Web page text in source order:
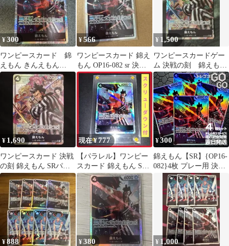
¥300
ワンピースカード 錦
えもん きんえもん
OP16-082 SR 決戦の刻
¥566
ワンピースカード 錦え
もん OP16-082 sr 決戦
の刻
¥ 1,500
ワンピースカードゲー
ム 決戦の刻 錦えもん
SRパラレル
¥ 1,690
ワンピースカード 決戦
の刻 錦えもん SRパラ
レル OP16-082
現在 ¥777
【パラレル】ワンピー
スカード 錦えもん SR
OP16-082 決戦の刻
¥300
錦えもん【SR】{OP16-
082}4枚 プレー用 決戦
の刻【OP-16】
¥888 ¥380 ¥ 1,000